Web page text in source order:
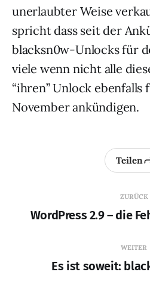
unerlaubter Weise
spricht dass seit der
blacksn0w-Unlocks für
viele wenn nicht alle
“ihren” Unlock ebenfalls
November ankündigen.
ZURÜCK
WordPress 2.9 – die
Teilen
WEITER
Es ist soweit: